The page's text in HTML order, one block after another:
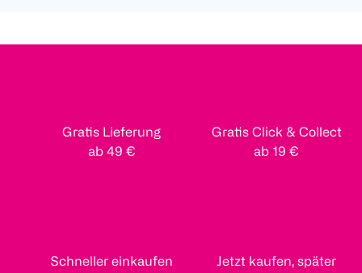
Gratis Lieferung
ab 49 €
Gratis Click & Collect
ab 19 €
Schneller einkaufen Jetzt kaufen, später